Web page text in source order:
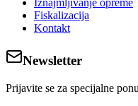
Iznajmljivanje opreme
Fiskalizacija
Kontakt
Newsletter
Prijavite se za specijalne